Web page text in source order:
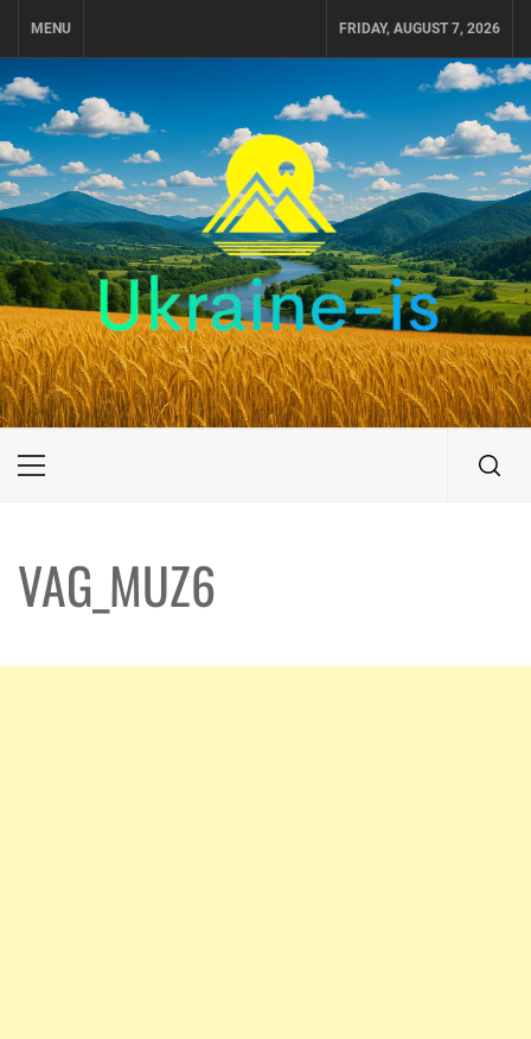
MENU FRIDAY, AUGUST 7, 2026
UKRAINE-IS
ПОДОРОЖI ПО УКРАЇНІ
Primary
VAG_MUZ6